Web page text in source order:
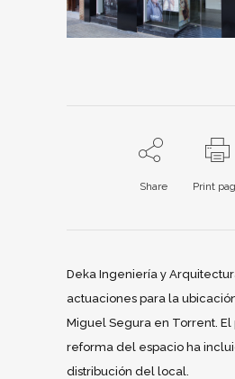
Share Print
Deka Ingeniería y
actuaciones para la
Miguel Segura en Torrent.
reforma del espacio ha
distribución del local.